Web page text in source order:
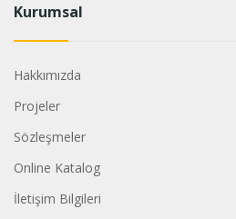
Kurumsal
Hakkımızda
Projeler
Sözleşmeler
Online Katalog
İletişim Bilgileri